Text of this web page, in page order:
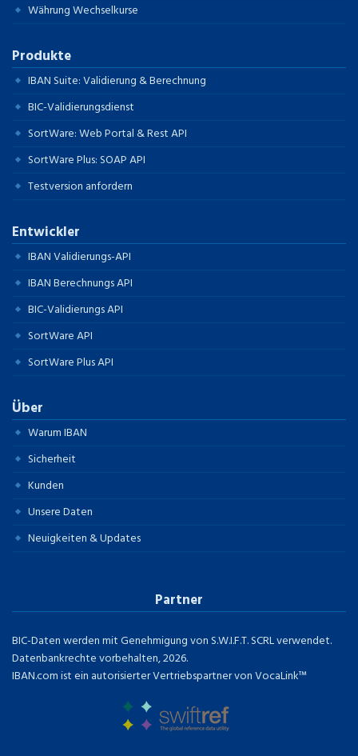
Währung Wechselkurse
Produkte
IBAN Suite: Validierung & Berechnung
BIC-Validierungsdienst
SortWare: Web Portal & Rest API
SortWare Plus: SOAP API
Testversion anfordern
Entwickler
IBAN Validierungs-API
IBAN Berechnungs API
BIC-Validierungs API
SortWare API
SortWare Plus API
Über
Warum IBAN
Sicherheit
Kunden
Unsere Daten
Neuigkeiten & Updates
Partner
BIC-Daten werden mit Genehmigung von S.W.I.F.T. SCRL verwendet.
Datenbankrechte vorbehalten, 2026.
IBAN.com ist ein autorisierter Vertriebspartner von VocaLink™